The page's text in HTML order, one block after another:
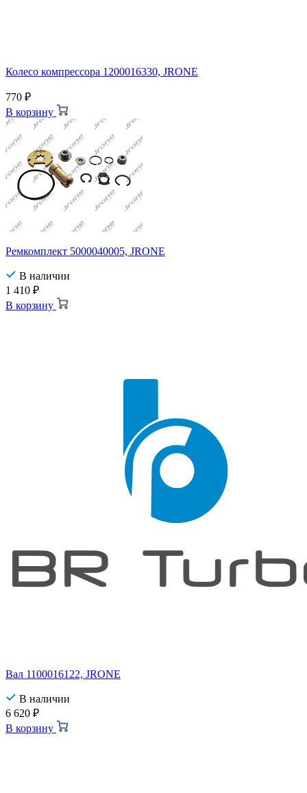
Колесо компрессора 1200016330, JRONE
770 ₽
В корзину
Ремкомплект 5000040005, JRONE
В наличии
1 410 ₽
В корзину
Вал 1100016122, JRONE
В наличии
6 620 ₽
В корзину